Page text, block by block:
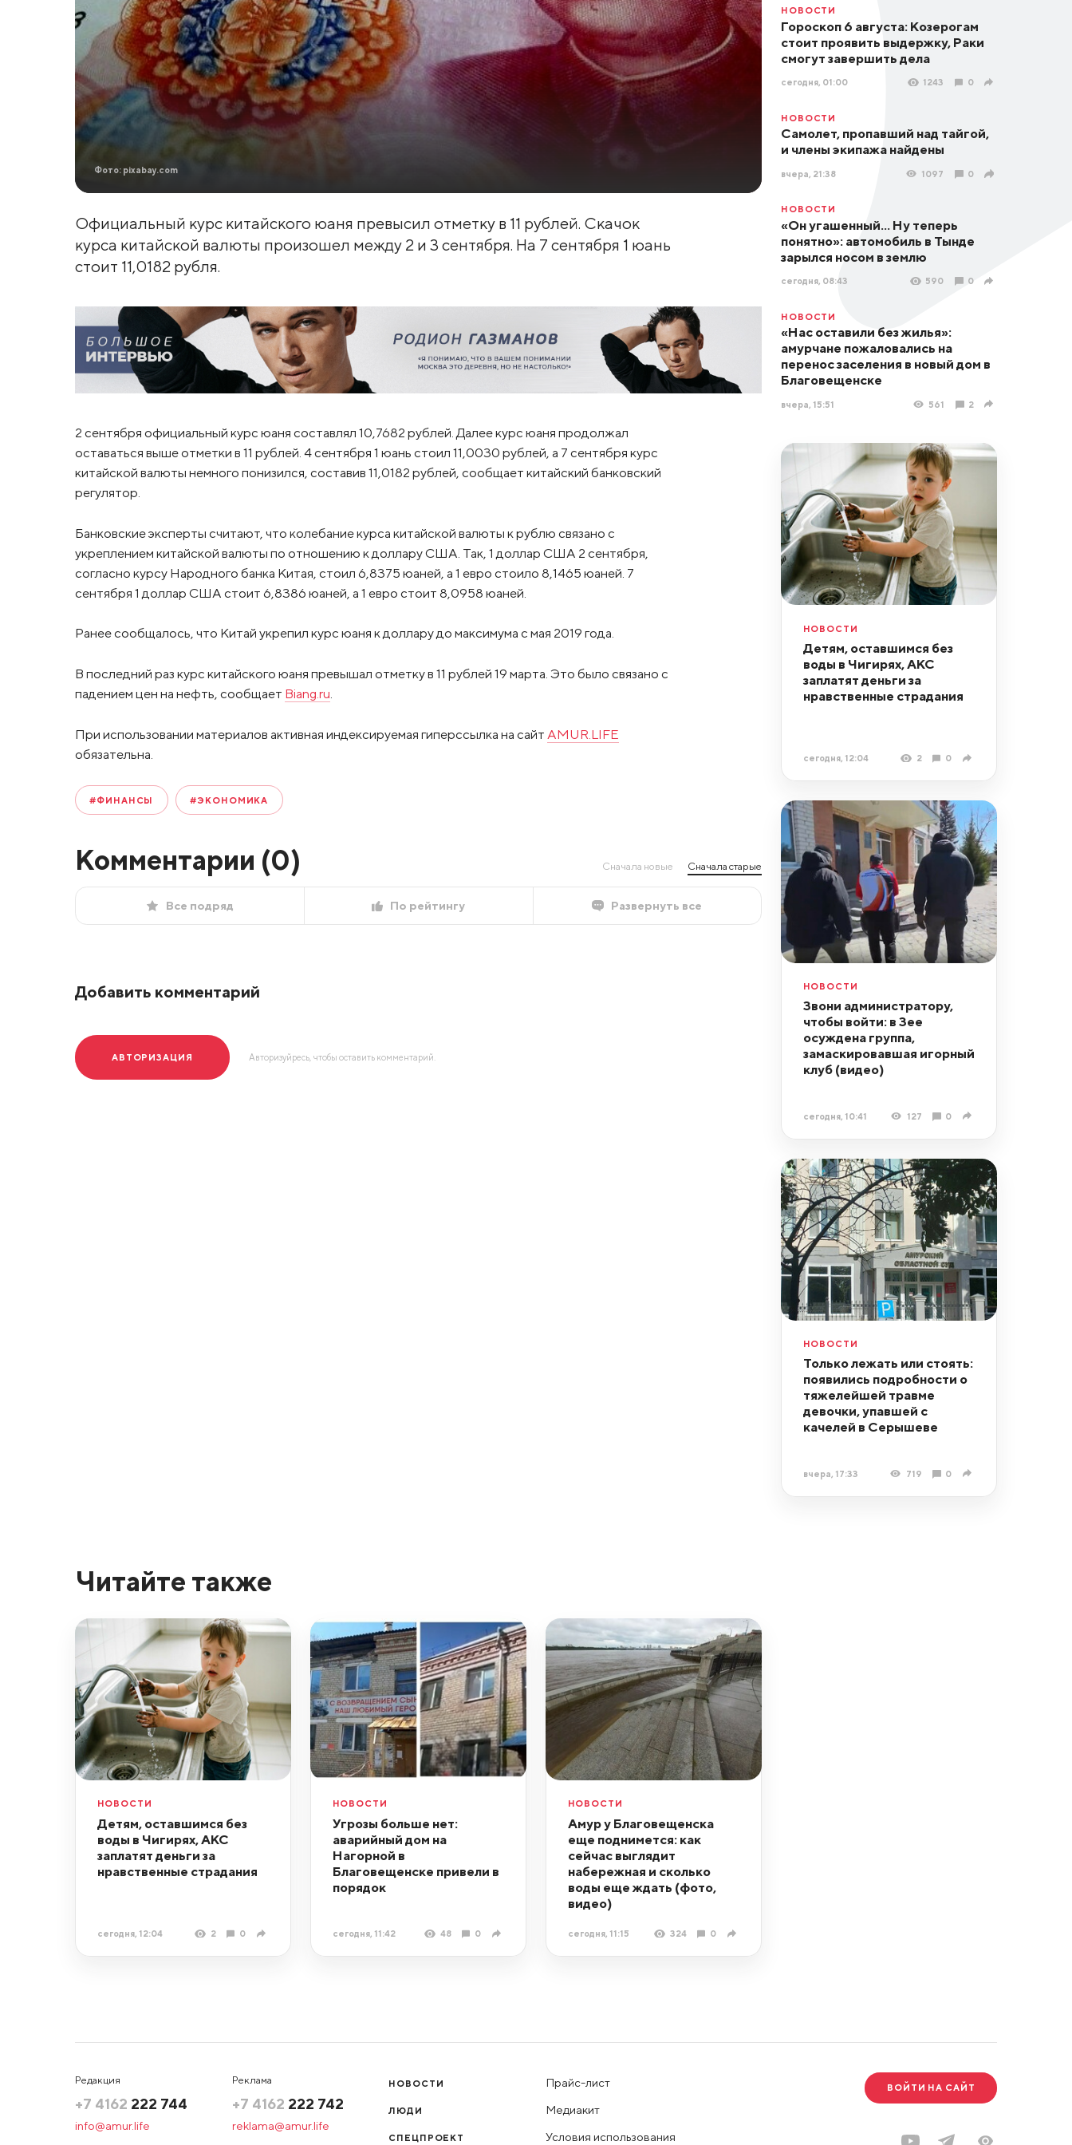
Фото: pixabay.com
Официальный курс китайского юаня превысил отметку в 11 рублей. Скачок
курса китайской валюты произошел между 2 и 3 сентября. На 7 сентября 1 юань
стоит 11,0182 рубля.
2 сентября официальный курс юаня составлял 10,7682 рублей. Далее курс юаня продолжал
оставаться выше отметки в 11 рублей. 4 сентября 1 юань стоил 11,0030 рублей, а 7 сентября курс
китайской валюты немного понизился, составив 11,0182 рублей, сообщает китайский банковский
регулятор.
Банковские эксперты считают, что колебание курса китайской валюты к рублю связано с
укреплением китайской валюты по отношению к доллару США. Так, 1 доллар США 2 сентября,
согласно курсу Народного банка Китая, стоил 6,8375 юаней, а 1 евро стоило 8,1465 юаней. 7
сентября 1 доллар США стоит 6,8386 юаней, а 1 евро стоит 8,0958 юаней.
Ранее сообщалось, что Китай укрепил курс юаня к доллару до максимума с мая 2019 года.
В последний раз курс китайского юаня превышал отметку в 11 рублей 19 марта. Это было связано с
падением цен на нефть, сообщает Biang.ru.
При использовании материалов активная индексируемая гиперссылка на сайт AMUR.LIFE
обязательна.
#ФИНАНСЫ #ЭКОНОМИКА
Комментарии (0) Сначала новые Сначала старые
Все подряд По рейтингу Развернуть все
Добавить комментарий
АВТОРИЗАЦИЯ Авторизуйресь, чтобы оставить комментарий.
НОВОСТИ
Гороскоп 6 августа: Козерогам
стоит проявить выдержку, Раки
смогут завершить дела
сегодня, 01:00 1243 0
НОВОСТИ
Самолет, пропавший над тайгой,
и члены экипажа найдены
вчера, 21:38 1097 0
НОВОСТИ
«Он угашенный... Ну теперь
понятно»: автомобиль в Тынде
зарылся носом в землю
сегодня, 08:43 590 0
НОВОСТИ
«Нас оставили без жилья»:
амурчане пожаловались на
перенос заселения в новый дом в
Благовещенске
вчера, 15:51 561 2
НОВОСТИ
Детям, оставшимся без
воды в Чигирях, АКС
заплатят деньги за
нравственные страдания
сегодня, 12:04 2 0
НОВОСТИ
Звони администратору,
чтобы войти: в Зее
осуждена группа,
замаскировавшая игорный
клуб (видео)
сегодня, 10:41 127 0
НОВОСТИ
Только лежать или стоять:
появились подробности о
тяжелейшей травме
девочки, упавшей с
качелей в Серышеве
вчера, 17:33 719 0
Читайте также
НОВОСТИ
Детям, оставшимся без
воды в Чигирях, АКС
заплатят деньги за
нравственные страдания
сегодня, 12:04 2 0
НОВОСТИ
Угрозы больше нет:
аварийный дом на
Нагорной в
Благовещенске привели в
порядок
сегодня, 11:42 48 0
НОВОСТИ
Амур у Благовещенска
еще поднимется: как
сейчас выглядит
набережная и сколько
воды еще ждать (фото,
видео)
сегодня, 11:15 324 0
Редакция
+7 4162 222 744
info@amur.life
Реклама
+7 4162 222 742
reklama@amur.life
НОВОСТИ
ЛЮДИ
СПЕЦПРОЕКТ
Прайс-лист
Медиакит
Условия использования
ВОЙТИ НА САЙТ